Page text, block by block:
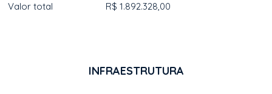
Valor total
R$ 1.892.328,00
INFRAESTRUTURA